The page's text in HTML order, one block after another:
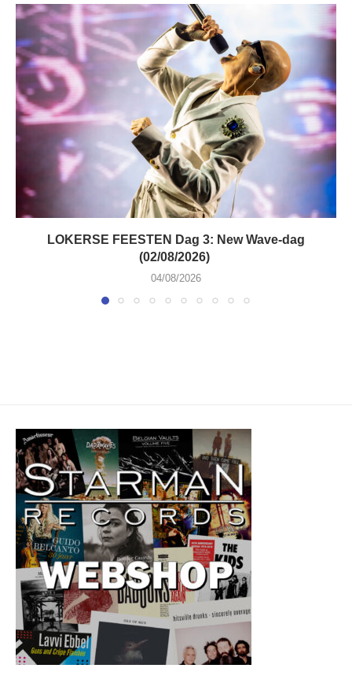
LOKERSE FEESTEN Dag 3: New Wave-dag
(02/08/2026)
04/08/2026